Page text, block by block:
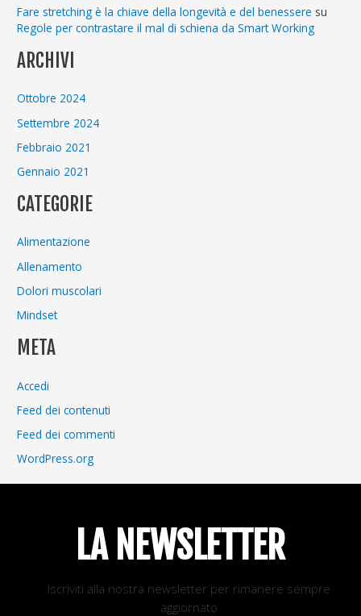
Fare stretching è la chiave della longevità e del benessere su
Regole per contrastare il mal di schiena da Smart Working
ARCHIVI
Ottobre 2024
Settembre 2024
Febbraio 2021
Gennaio 2021
CATEGORIE
Alimentazione
Allenamento
Dolori muscolari
Mindset
META
Accedi
Feed dei contenuti
Feed dei commenti
WordPress.org
LA NEWSLETTER
Iscriviti alla nostra newsletter per rimanere sempre
aggiornato